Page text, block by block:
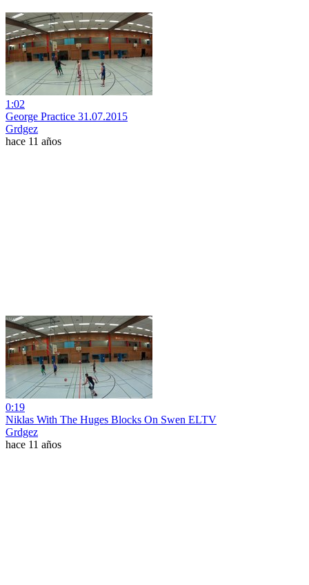
1:02
George Practice 31.07.2015
Grdgez
hace 11 años
0:19
Niklas With The Huges Blocks On Swen ELTV
Grdgez
hace 11 años